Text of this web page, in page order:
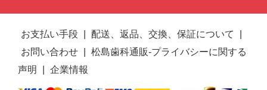
お支払い手段 配送、返品、交換、保証について
お問い合わせ
松島歯科通販-プライバシーに関する
声明
企業情報